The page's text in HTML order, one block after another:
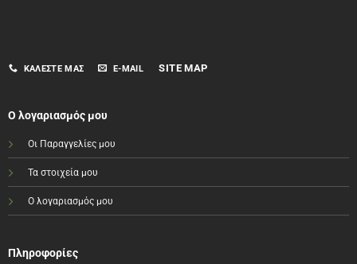
ΚΑΛΈΣΤΕ ΜΑΣ E-MAIL SITE MAP
Ο λογαριασμός μου
Οι Παραγγελίες μου
Τα στοιχεία μου
Ο λογαριασμός μου
Πληροφορίες